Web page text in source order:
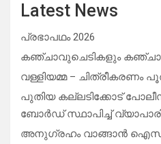
Latest News
പ്രഭാപഥം 2026
കഞ്ചാവുചെടികളും
വള്ളിയമ്മ – ചിത്രീകരണം
പുതിയ കല്ലടിക്കോട്
ബോർഡ് സ്ഥാപിച്ച്
അനുഗ്രഹം വാങ്ങാൻ ഐസക്